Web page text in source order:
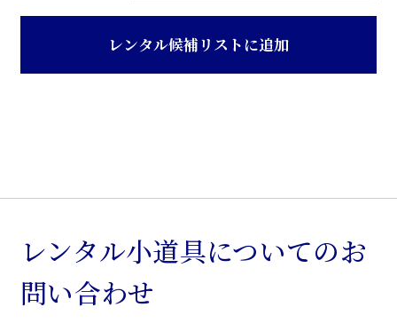
カ
レンタル候補リストに追加
レンタル小道具についてのお
問い合わせ